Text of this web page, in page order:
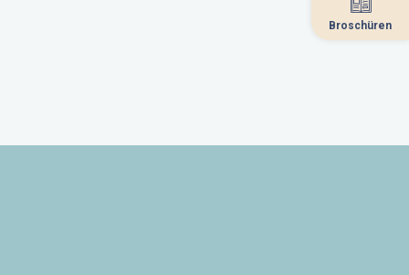
Broschüren